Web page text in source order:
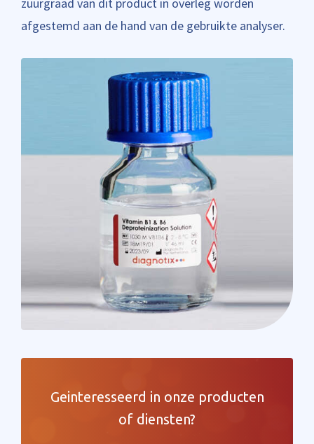
afgestemd aan de hand van de gebruikte analyser.
Geinteresseerd in onze producten
of diensten?